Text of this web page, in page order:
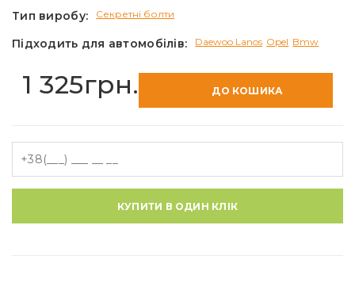
Тип виробу: Секретні болти
Підходить для автомобілів: Daewoo Lanos Opel Bmw
1 325грн. ДО КОШИКА
КУПИТИ В ОДИН КЛІК